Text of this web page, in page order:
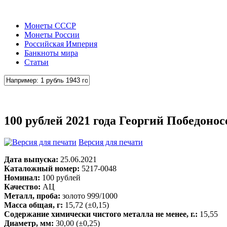
Монеты СССР
Монеты России
Российская Империя
Банкноты мира
Статьи
100 рублей 2021 года Георгий
Версия для печати
Дата выпуска: 25.06.2021
Каталожный номер: 5217-0048
Номинал: 100 рублей
Качество: АЦ
Металл, проба: золото 999/1000
Масса общая, г: 15,72 (±0,15)
Содержание химически чистого металла не менее, г.: 15,55
Диаметр, мм: 30,00 (±0,25)